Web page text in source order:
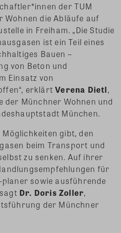
der TUM
Wohnen die Abläufe auf
in Freiham. „Die Studie
ist ein Teil eines
Bauen –
von Beton und
Einsatz von
erklärtVerena Dietl,
Münchner Wohnen und
München.
Möglichkeiten gibt, den
beim Transport und
zu senken. Auf ihrer
für
sowie ausführende
Dr. Doris Zoller,
der Münchner